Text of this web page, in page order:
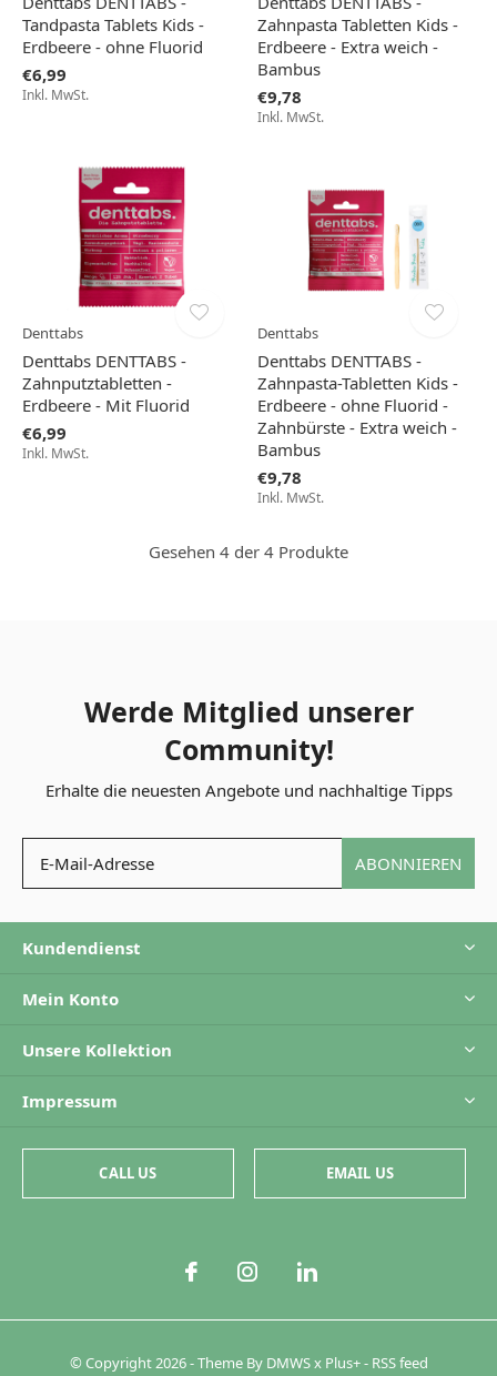
Tandpasta Tablets Kids -
Erdbeere - ohne Fluorid
€6,99
Inkl. MwSt.
Zahnpasta Tabletten Kids -
Erdbeere - Extra weich -
Bambus
€9,78
Inkl. MwSt.
Denttabs
Denttabs DENTTABS -
Zahnputztabletten -
Erdbeere - Mit Fluorid
€6,99
Inkl. MwSt.
Denttabs
Denttabs DENTTABS -
Zahnpasta-Tabletten Kids -
Erdbeere - ohne Fluorid -
Zahnbürste - Extra weich -
Bambus
€9,78
Inkl. MwSt.
Gesehen 4 der 4 Produkte
Werde Mitglied unserer
Community!
Erhalte die neuesten Angebote und nachhaltige Tipps
ABONNIEREN
Kundendienst
Mein Konto
Unsere Kollektion
Impressum
CALL US EMAIL US
© Copyright2026- Theme By DMWSx Plus+- RSS feed